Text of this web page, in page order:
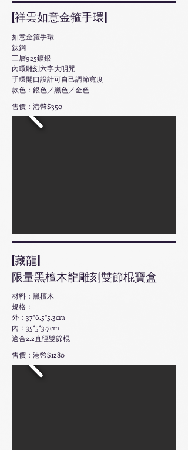
[祥雲如意金箍手環]
如意金箍手環
鈦鋼
三層925鍍銀
內環雕刻六字大明咒
手環開口設計可自己調節寬度
款色：銀色／黑色／金色
售價：港幣$350
[藏龍]
限量黑檀木龍雕刻雙節棍寶盒
材料：黑檀木
規格：
外：37*6.5*5.3cm
內：35*5*3.7cm
適合2.2直徑雙節棍
售價：港幣$1280